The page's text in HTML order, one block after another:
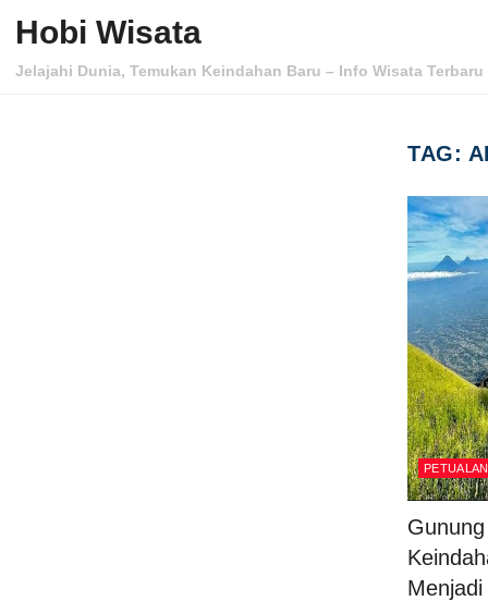
Hobi Wisata
Jelajahi Dunia, Temukan Keindahan Baru – Info Wisata Terbaru
TAG: